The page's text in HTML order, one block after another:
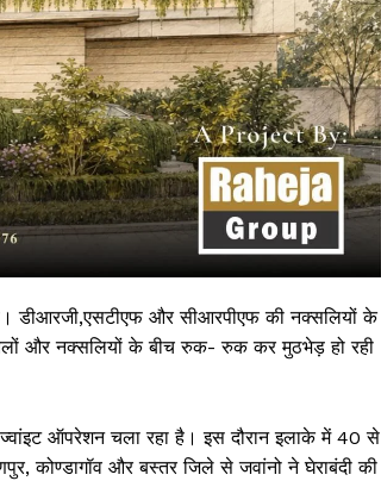
डीआरजी,एसटीएफ और सीआरपीएफ की नक्सलियों के
और नक्सलियों के बीच रुक- रुक कर मुठभेड़ हो रही
ऑपरेशन चला रहा है। इस दौरान इलाके में 40 से
कोण्डागॉव और बस्तर जिले से जवांनो ने घेराबंदी की